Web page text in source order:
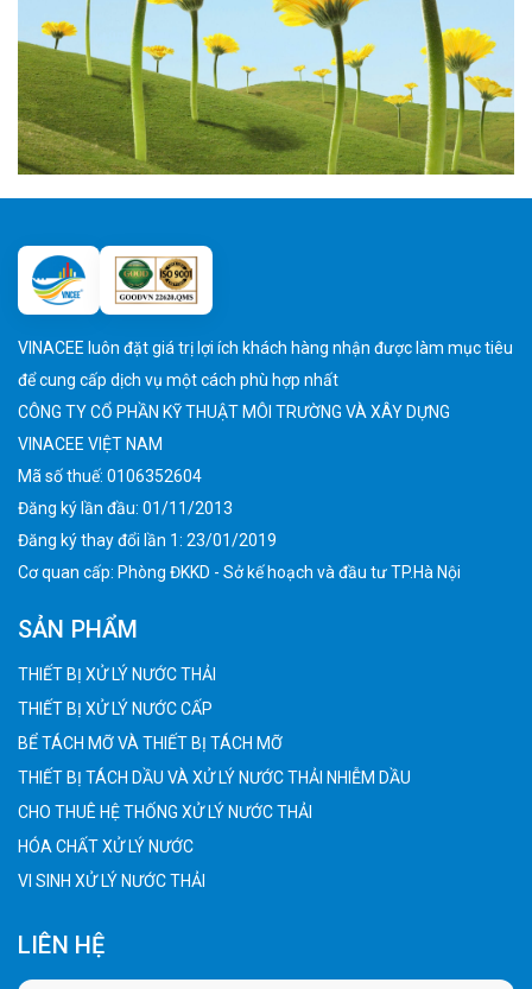
VINACEE luôn đặt giá trị lợi ích khách hàng nhận được làm mục tiêu
để cung cấp dịch vụ một cách phù hợp nhất
CÔNG TY CỔ PHẦN KỸ THUẬT MÔI TRƯỜNG VÀ XÂY DỰNG
VINACEE VIỆT NAM
Mã số thuế: 0106352604
Đăng ký lần đầu: 01/11/2013
Đăng ký thay đổi lần 1: 23/01/2019
Cơ quan cấp: Phòng ĐKKD - Sở kế hoạch và đầu tư TP.Hà Nội
SẢN PHẨM
THIẾT BỊ XỬ LÝ NƯỚC THẢI
THIẾT BỊ XỬ LÝ NƯỚC CẤP
BỂ TÁCH MỠ VÀ THIẾT BỊ TÁCH MỠ
THIẾT BỊ TÁCH DẦU VÀ XỬ LÝ NƯỚC THẢI NHIỄM DẦU
CHO THUÊ HỆ THỐNG XỬ LÝ NƯỚC THẢI
HÓA CHẤT XỬ LÝ NƯỚC
VI SINH XỬ LÝ NƯỚC THẢI
LIÊN HỆ